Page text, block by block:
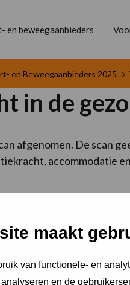
maakt
van functionele- en
en de
en beweegaanbieders
en Beweegaanbieders 2025
in de
afgenomen. De scan
accommodatie
focus aan te
startpunt voor nieuwe